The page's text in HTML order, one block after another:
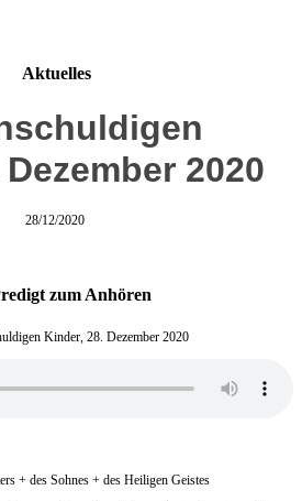
Aktuelles
2020
28/12/2020
zum Anhören
Kinder, 28. Dezember 2020
+ des Sohnes + des Heiligen Geistes